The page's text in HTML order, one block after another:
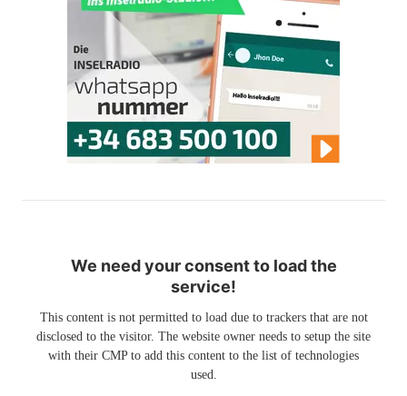
We need your consent to load the
service!
This content is not permitted to load due to trackers that are not
disclosed to the visitor. The website owner needs to setup the site
with their CMP to add this content to the list of technologies
used.